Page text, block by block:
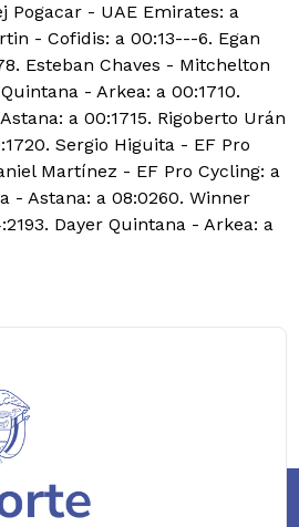
Pogacar - UAE Emirates: a
- Cofidis: a 00:13---6. Egan
Esteban Chaves - Mitchelton
- Arkea: a 00:1710.
a 00:1715. Rigoberto Urán
Sergio Higuita - EF Pro
Martínez - EF Pro Cycling: a
- Astana: a 08:0260. Winner
Dayer Quintana - Arkea: a